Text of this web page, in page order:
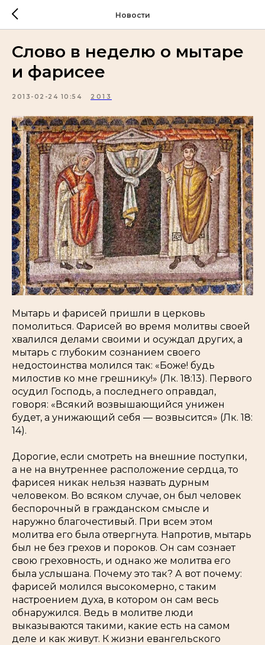
Новости
Слово в неделю о мытаре
и фарисее
2013-02-24 10:54 2013
Мытарь и фарисей пришли в церковь
помолиться. Фарисей во время молитвы своей
хвалился делами своими и осуждал других, а
мытарь с глубоким сознанием своего
недостоинства молился так: «Боже! будь
милостив ко мне грешнику!» (Лк. 18:13). Первого
осудил Господь, а последнего оправдал,
говоря: «Всякий возвышающийся унижен
будет, а унижающий себя — возвысится» (Лк. 18:
14).
Дорогие, если смотреть на внешние поступки,
а не на внутреннее расположение сердца, то
фарисея никак нельзя назвать дурным
человеком. Во всяком случае, он был человек
беспорочный в гражданском смысле и
наружно благочестивый. При всем этом
молитва его была отвергнута. Напротив, мытарь
был не без грехов и пороков. Он сам сознает
свою греховность, и однако же молитва его
была услышана. Почему это так? А вот почему:
фарисей молился высокомерно, с таким
настроением духа, в котором он сам весь
обнаружился. Ведь в молитве люди
выказываются такими, какие есть на самом
деле и как живут. К жизни евангельского